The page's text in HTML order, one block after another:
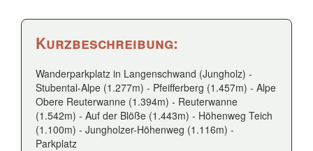
Kurzbeschreibung:
Wanderparkplatz in Langenschwand (Jungholz) -
Stubental-Alpe (1.277m) - Pfeifferberg (1.457m) - Alpe
Obere Reuterwanne (1.394m) - Reuterwanne
(1.542m) - Auf der Blöße (1.443m) - Höhenweg Teich
(1.100m) - Jungholzer-Höhenweg (1.116m) -
Parkplatz